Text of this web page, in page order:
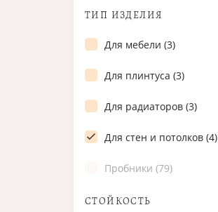
ТИП ИЗДЕЛИЯ
Для мебели (3)
Для плинтуса (3)
Для радиаторов (3)
Для стен и потолков (4)
Пробники (79)
СТОЙКОСТЬ